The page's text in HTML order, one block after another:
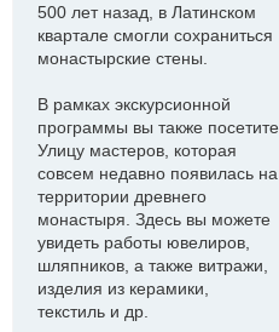
500 лет назад, в Латинском
квартале смогли сохраниться
монастырские стены.
В рамках экскурсионной
программы вы также посетите
Улицу мастеров, которая
совсем недавно появилась на
территории древнего
монастыря. Здесь вы можете
увидеть работы ювелиров,
шляпников, а также витражи,
изделия из керамики,
текстиль и др.